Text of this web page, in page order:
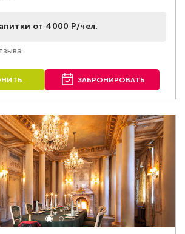
от 4000 Р/чел.
ЗАБРОНИРОВАТЬ